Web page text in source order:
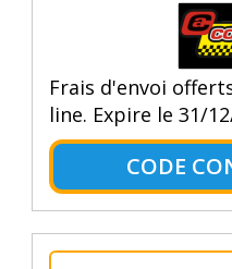
Frais d'envoi
line. Expire le 31/
CODE